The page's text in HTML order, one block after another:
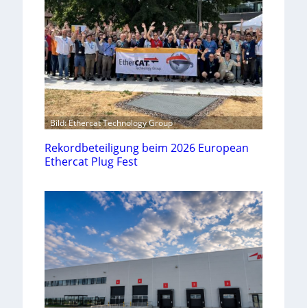
Bild: Ethercat Technology Group
Rekordbeteiligung beim 2026 European
Ethercat Plug Fest